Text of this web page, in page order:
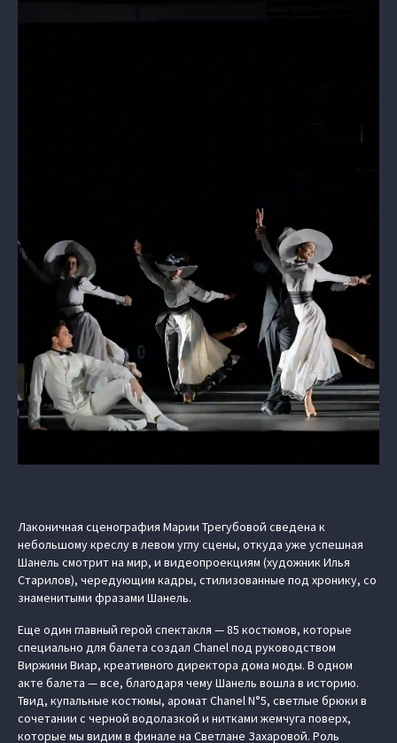
Лаконичная сценография Марии Трегубовой сведена к
небольшому креслу в левом углу сцены, откуда уже успешная
Шанель смотрит на мир, и видеопроекциям (художник Илья
Старилов), чередующим кадры, стилизованные под хронику, со
знаменитыми фразами Шанель.
Еще один главный герой спектакля — 85 костюмов, которые
специально для балета создал Chanel под руководством
Виржини Виар, креативного директора дома моды. В одном
акте балета — все, благодаря чему Шанель вошла в историю.
Твид, купальные костюмы, аромат Chanel N°5, светлые брюки в
сочетании с черной водолазкой и нитками жемчуга поверх,
которые мы видим в финале на Светлане Захаровой. Роль